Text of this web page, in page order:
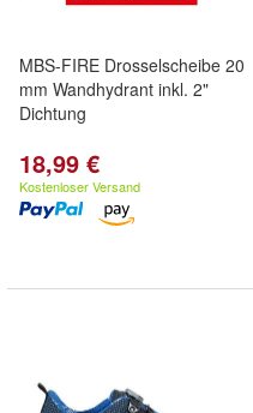
MBS-FIRE Drosselscheibe 20
mm Wandhydrant inkl. 2"
Dichtung
18,99 €
Kostenloser Versand